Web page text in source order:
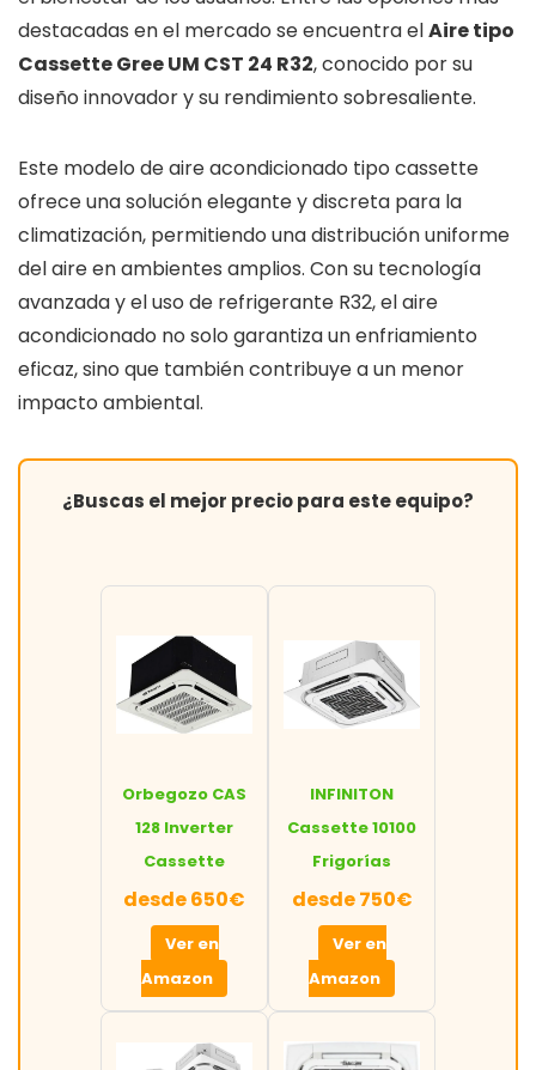
destacadas en el mercado se encuentra elAire tipo
Cassette Gree UM CST 24 R32, conocido por su
diseño innovador y su rendimiento sobresaliente.
Este modelo de aire acondicionado tipo cassette
ofrece una solución elegante y discreta para la
climatización, permitiendo una distribución uniforme
del aire en ambientes amplios. Con su tecnología
avanzada y el uso de refrigerante R32, el aire
acondicionado no solo garantiza un enfriamiento
eficaz, sino que también contribuye a un menor
impacto ambiental.
¿Buscas el mejor precio para este equipo?
Orbegozo CAS
128 Inverter
Cassette
desde 650€
Ver en
Amazon
INFINITON
Cassette 10100
Frigorías
desde 750€
Ver en
Amazon